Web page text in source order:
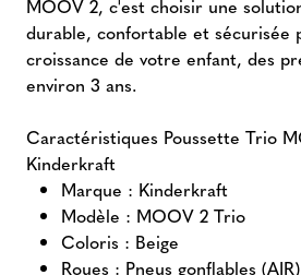
MOOV 2, c'est choisir une
durable, confortable et sécurisée
croissance de votre enfant, des
environ 3 ans.
Caractéristiques Poussette Trio
Kinderkraft
Marque : Kinderkraft
Modèle : MOOV 2 Trio
Coloris : Beige
Roues : Pneus gonflables